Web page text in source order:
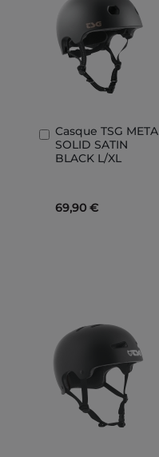
Casque TSG META
SOLID SATIN
BLACK L/XL
69,90 €
Ajouter
au
panier